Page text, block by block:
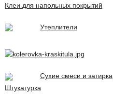
Клеи для напольных покрытий
Утеплители
Сухие смеси и затирка
Штукатурка